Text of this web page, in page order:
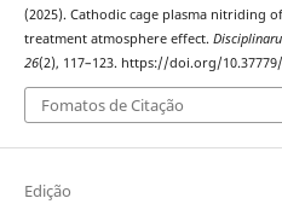
(2025). Cathodic cage plasma nitriding
treatment atmosphere effect.
26(2), 117–123. https://doi.org/
Fomatos de Citação
Edição